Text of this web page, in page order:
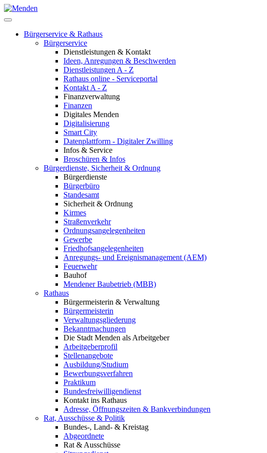
Bürgerservice & Rathaus
Bürgerservice
Dienstleistungen & Kontakt
Ideen, Anregungen & Beschwerden
Dienstleistungen A - Z
Rathaus online - Serviceportal
Kontakt A - Z
Finanzverwaltung
Finanzen
Digitales Menden
Digitalisierung
Smart City
Datenplattform - Digitaler Zwilling
Infos & Service
Broschüren & Infos
Bürgerdienste, Sicherheit & Ordnung
Bürgerdienste
Bürgerbüro
Standesamt
Sicherheit & Ordnung
Kirmes
Straßenverkehr
Ordnungsangelegenheiten
Gewerbe
Friedhofsangelegenheiten
Anregungs- und Ereignismanagement (AEM)
Feuerwehr
Bauhof
Mendener Baubetrieb (MBB)
Rathaus
Bürgermeisterin & Verwaltung
Bürgermeisterin
Verwaltungsgliederung
Bekanntmachungen
Die Stadt Menden als Arbeitgeber
Arbeitgeberprofil
Stellenangebote
Ausbildung/Studium
Bewerbungsverfahren
Praktikum
Bundesfreiwilligendienst
Kontakt ins Rathaus
Adresse, Öffnungszeiten & Bankverbindungen
Rat, Ausschüsse & Politik
Bundes-, Land- & Kreistag
Abgeordnete
Rat & Ausschüsse